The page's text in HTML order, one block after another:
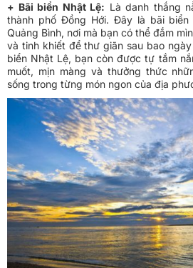
+ Bãi biển Nhật Lệ: Là danh thắng
thành phố Đồng Hới. Đây là bãi
Quảng Bình, nơi mà bạn có thể đắm
và tinh khiết để thư giãn sau bao
biển Nhật Lệ, bạn còn được tự tắm
muốt, mịn màng và thưởng thức
sống trong từng món ngon của địa